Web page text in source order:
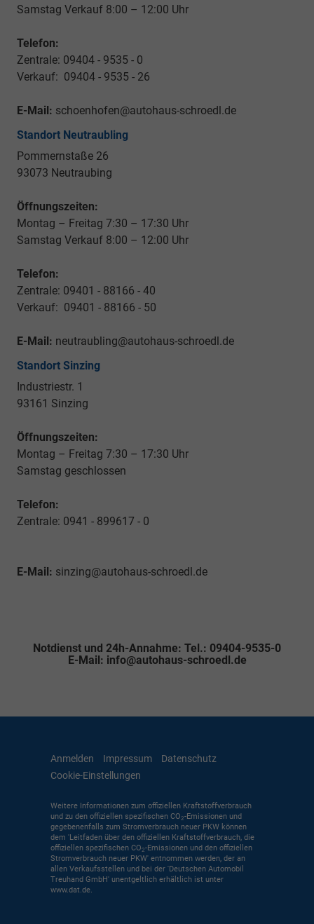
Samstag Verkauf 8:00 – 12:00 Uhr
Telefon:
Zentrale: 09404 - 9535 - 0
Verkauf: 09404 - 9535 - 26
E-Mail: schoenhofen@autohaus-schroedl.de
Standort Neutraubling
Pommernstaße 26
93073 Neutraubing
Öffnungszeiten:
Montag – Freitag 7:30 – 17:30 Uhr
Samstag Verkauf 8:00 – 12:00 Uhr
Telefon:
Zentrale: 09401 - 88166 - 40
Verkauf: 09401 - 88166 - 50
E-Mail: neutraubling@autohaus-schroedl.de
Standort Sinzing
Industriestr. 1
93161 Sinzing
Öffnungszeiten:
Montag – Freitag 7:30 – 17:30 Uhr
Samstag geschlossen
Telefon:
Zentrale: 0941 - 899617 - 0
E-Mail: sinzing@autohaus-schroedl.de
Notdienst und 24h-Annahme: Tel.: 09404-9535-0
E-Mail: info@autohaus-schroedl.de
Anmelden Impressum
Datenschutz
Cookie-Einstellungen
Weitere Informationen zum offiziellen Kraftstoffverbrauch
und zu den offiziellen spezifischen CO2-Emissionen und
gegebenenfalls zum Stromverbrauch neuer PKW können
dem 'Leitfaden über den offiziellen Kraftstoffverbrauch, die
offiziellen spezifischen CO2-Emissionen und den offiziellen
Stromverbrauch neuer PKW' entnommen werden, der an
allen Verkaufsstellen und bei der 'Deutschen Automobil
Treuhand GmbH' unentgeltlich erhältlich ist unter
www.dat.de.